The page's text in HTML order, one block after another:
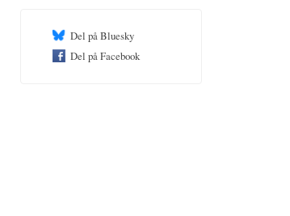
Del på Bluesky
Del på Facebook